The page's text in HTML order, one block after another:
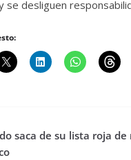
se desliguen
saca de su lista roja de